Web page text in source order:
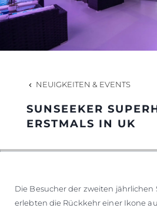
DAS
NEUIGKEITEN & EVENTS
SUNSEEKER
ERSTMALS IN UK
Die Besucher der zweiten jährlichen
erlebten die Rückkehr einer Ikone